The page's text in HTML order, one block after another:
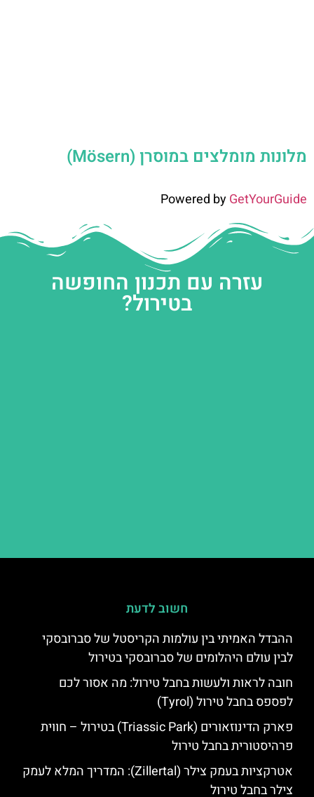
מלונות מומלצים במוסרן (Mösern)
Powered byGetYourGuide
עזרה עם תכנון החופשה
בטירול?
חשוב לדעת
ההבדל האמיתי בין עולמות הקריסטל של סברובסקי
לבין עולם היהלומים של סברובסקי בטירול
חובה לראות ולעשות בחבל טירול: מה אסור לכם
לפספס בחבל טירול (Tyrol)
פארק הדינוזאורים (Triassic Park) בטירול – חווית
פרהיסטורית בחבל טירול
אטרקציות בעמק צילר (Zillertal): המדריך המלא לעמק
צילר בחבל טירול